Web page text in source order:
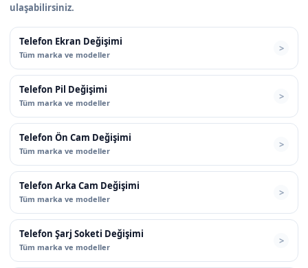
ulaşabilirsiniz.
Telefon Ekran Değişimi
Tüm marka ve modeller
Telefon Pil Değişimi
Tüm marka ve modeller
Telefon Ön Cam Değişimi
Tüm marka ve modeller
Telefon Arka Cam Değişimi
Tüm marka ve modeller
Telefon Şarj Soketi Değişimi
Tüm marka ve modeller